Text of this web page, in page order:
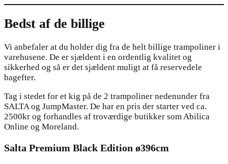
Bedst af de billige
Vi anbefaler at du holder dig fra de helt billige trampoliner i
varehusene. De er sjældent i en ordentlig kvalitet og
sikkerhed og så er det sjældent muligt at få reservedele
bagefter.
Tag i stedet for et kig på de 2 trampoliner nedenunder fra
SALTA og JumpMaster. De har en pris der starter ved ca.
2500kr og forhandles af troværdige butikker som Abilica
Online og Moreland.
Salta Premium Black Edition ø396cm